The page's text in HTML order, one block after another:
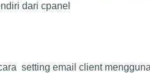
dari cpanel
setting email client